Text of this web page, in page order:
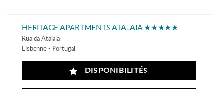
HERITAGE APARTMENTS ATALAIA ★★★★★
Rua da Atalaia
Lisbonne - Portugal
DISPONIBILITÉS